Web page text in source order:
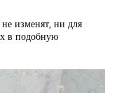
изменят, ни для
в подобную